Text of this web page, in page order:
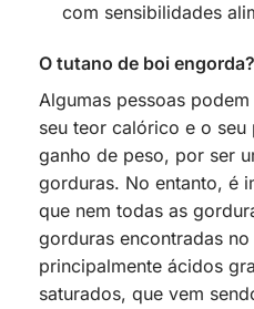
com sensibilidades
O tutano de boi engorda?
Algumas pessoas
seu teor calórico e o
ganho de peso, por ser
gorduras. No entanto, é
que nem todas as
gorduras encontradas
principalmente ácidos
saturados, que vem